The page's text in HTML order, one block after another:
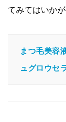
てみてはいか
まつ毛美容
ュグロウセ